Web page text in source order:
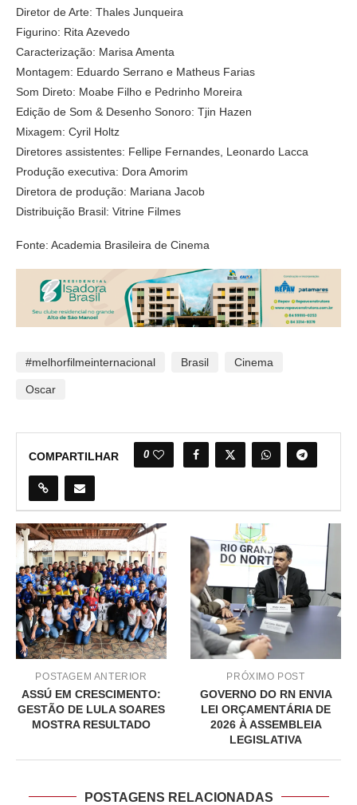
Diretor de Arte: Thales Junqueira
Figurino: Rita Azevedo
Caracterização: Marisa Amenta
Montagem: Eduardo Serrano e Matheus Farias
Som Direto: Moabe Filho e Pedrinho Moreira
Edição de Som & Desenho Sonoro: Tjin Hazen
Mixagem: Cyril Holtz
Diretores assistentes: Fellipe Fernandes, Leonardo Lacca
Produção executiva: Dora Amorim
Diretora de produção: Mariana Jacob
Distribuição Brasil: Vitrine Filmes
Fonte: Academia Brasileira de Cinema
#melhorfilmeinternacional Brasil Cinema
Oscar
COMPARTILHAR 0
POSTAGEM ANTERIOR
ASSÚ EM CRESCIMENTO:
GESTÃO DE LULA SOARES
MOSTRA RESULTADO
PRÓXIMO POST
GOVERNO DO RN ENVIA
LEI ORÇAMENTÁRIA DE
2026 À ASSEMBLEIA
LEGISLATIVA
POSTAGENS RELACIONADAS